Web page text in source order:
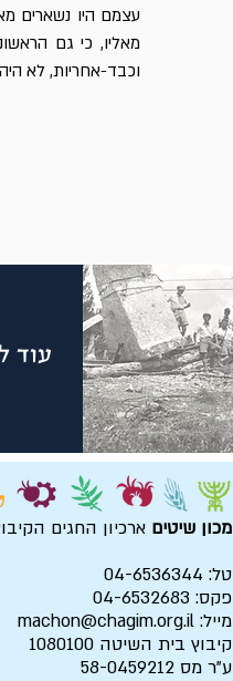
עצמם היו נשארים
מאליו, כי גם
וכבד-אחריות, לא
עוד
מכון שיטים ארכיון החגים
טל: 04-6536344
פקס: 04-6532683
מייל: machon@chagim.org.il
קיבוץ בית השיטה 1080100
ע"ר מס 58-0459212